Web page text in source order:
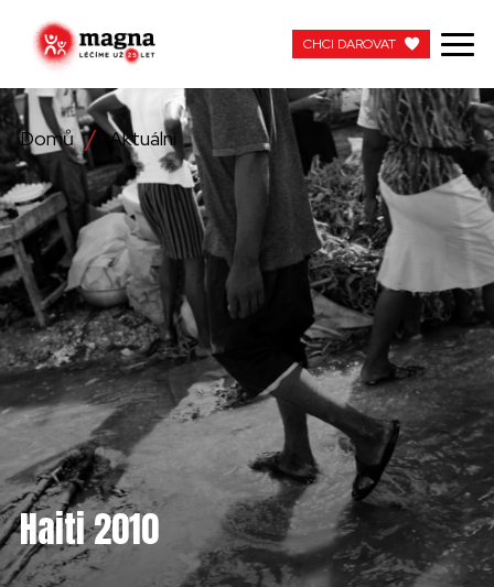
CHCI DAROVAT
NAŠE PRÁCE
O NÁS
AKTUÁLNÍ
ZAPOJTE SE
PRACUJTE S NÁMI
KONTAKTUJTE NÁS
ČESKÁ REPUBLIKA
GLOBAL
CHCI DAROVAT
Domů Aktuální
Haiti 2010